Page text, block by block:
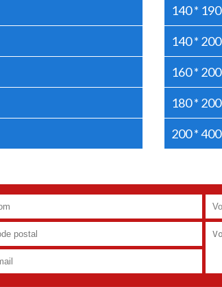
140 * 190
140 * 200
160 * 200
180 * 200
200 * 400